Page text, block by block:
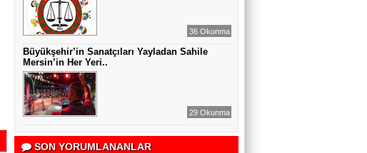
36 Okunma
Büyükşehir’in Sanatçıları Yayladan Sahile
Mersin’in Her Yeri..
29 Okunma
SON YORUMLANANLAR